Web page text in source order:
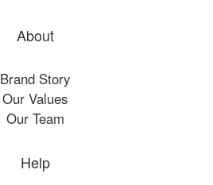
About
Brand Story
Our Values
Our Team
Help